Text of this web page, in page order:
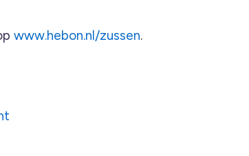
www.hebon.nl/zussen.